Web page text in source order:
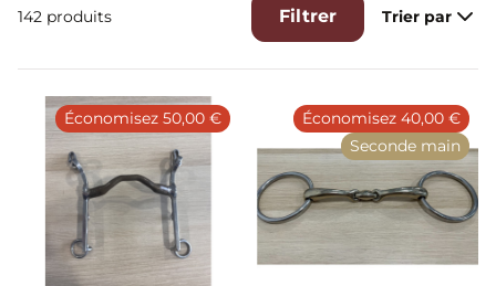
Ils sont classés en 2 catégories : A (peu ou pas de traces
d'usure) et B (quelques traces d'usure).
142 produits Filtrer Trier par
Économisez 50,00 €
Économisez 40,00 €
Seconde main